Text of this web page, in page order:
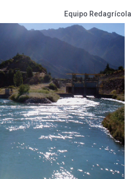
Equipo Redagrícola